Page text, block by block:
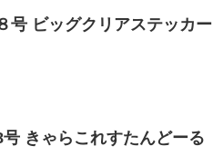
号 ビッグクリアステッカー
号 きゃらこれすたんどーる